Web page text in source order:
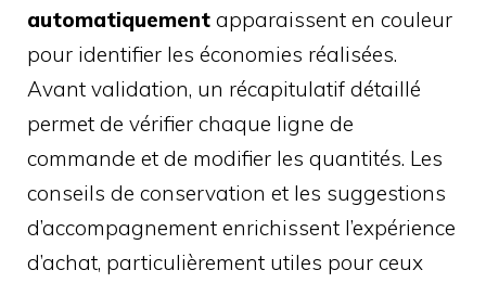
automatiquement apparaissent en couleur
pour identifier les économies réalisées.
Avant validation, un récapitulatif détaillé
permet de vérifier chaque ligne de
commande et de modifier les quantités. Les
conseils de conservation et les suggestions
d’accompagnement enrichissent l’expérience
d’achat, particulièrement utiles pour ceux